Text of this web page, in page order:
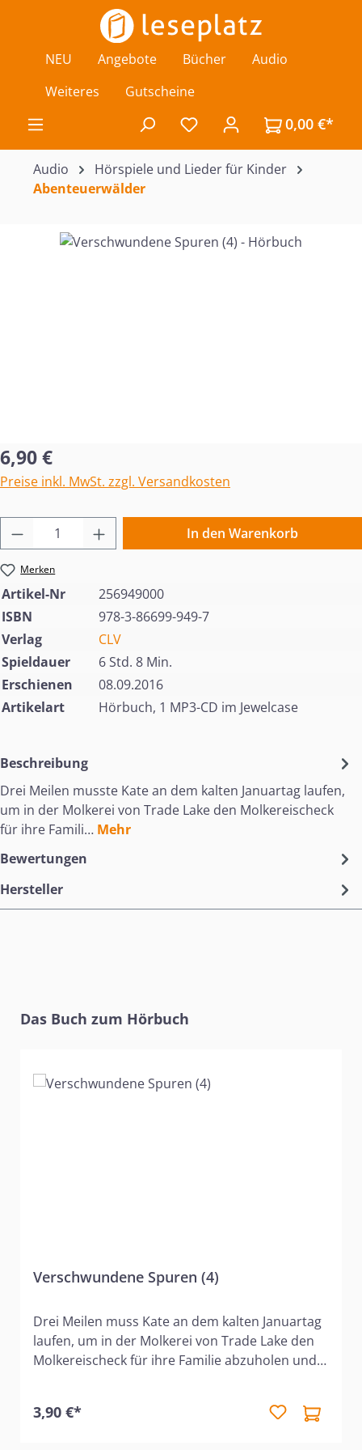
Zum Hauptinhalt springen
NEU Angebote Bücher
Audio
Weiteres
Gutscheine
Du hast 0 Produkte auf
0,00 €*
Audio
Hörspiele und Lieder für Kinder
Abenteuerwälder
Bildergalerie überspringen
Regulärer Preis:
6,90 €
Preise inkl. MwSt. zzgl. Versandkosten
Produkt Anzahl: Gib den gewünschten
In den Warenkorb
Merken
Artikel-Nr
256949000
ISBN
978-3-86699-949-7
Verlag
CLV
Spieldauer
6 Std. 8 Min.
Erschienen
08.09.2016
Artikelart
Hörbuch, 1 MP3-CD im Jewelcase
Beschreibung
Drei Meilen musste Kate an dem kalten Januartag laufen,
um in der Molkerei von Trade Lake den Molkereischeck
für ihre Famili… Mehr
Bewertungen
Hersteller
Produktgalerie überspringen
Das Buch zum Hörbuch
Verschwundene Spuren (4)
Drei Meilen muss Kate an dem kalten Januartag
laufen, um in der Molkerei von Trade Lake den
Molkereischeck für ihre Familie abzuholen und
Familie, gestohlen worden. Was sollen die
3,90 €*